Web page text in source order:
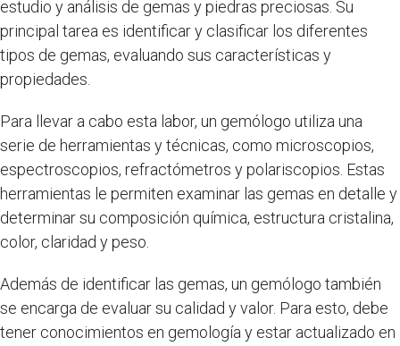
estudio y análisis de gemas y piedras preciosas. Su
principal tarea es identificar y clasificar los diferentes
tipos de gemas, evaluando sus características y
propiedades.
Para llevar a cabo esta labor, un gemólogo utiliza una
serie de herramientas y técnicas, como microscopios,
espectroscopios, refractómetros y polariscopios. Estas
herramientas le permiten examinar las gemas en detalle y
determinar su composición química, estructura cristalina,
color, claridad y peso.
Además de identificar las gemas, un gemólogo también
se encarga de evaluar su calidad y valor. Para esto, debe
tener conocimientos en gemología y estar actualizado en